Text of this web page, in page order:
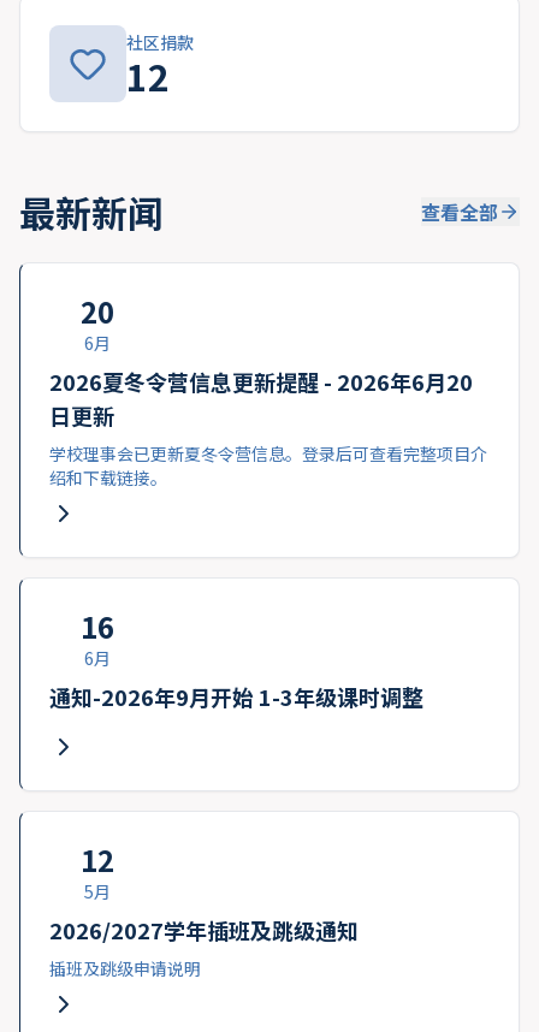
社区捐款
12
最新新闻 查看全部
20
6月
2026夏冬令营信息更新提醒 - 2026年6月20
日更新
学校理事会已更新夏冬令营信息。登录后可查看完整项目介
绍和下载链接。
16
6月
通知-2026年9月开始 1-3年级课时调整
12
5月
2026/2027学年插班及跳级通知
插班及跳级申请说明